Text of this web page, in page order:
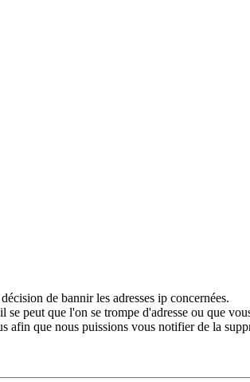
de bannir les adresses ip concernées.
peut que l'on se trompe d'adresse ou que
afin que nous puissions vous notifier de la